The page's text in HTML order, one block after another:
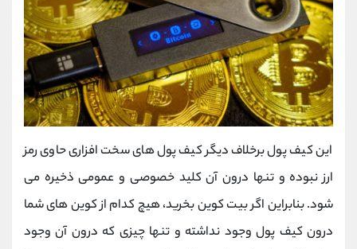
این کیف پول برخلاف دیگر کیف پول های سخت افزاری حاوی رمز
ارز نبوده و تنها درون آن کلید خصوصی و عمومی ذخیره می
شود. بنابراین اگر بیت کوین بخرید، هیچ کدام از کوین های شما
درون کیف پول وجود نداشته و تنها چیزی که درون آن وجود